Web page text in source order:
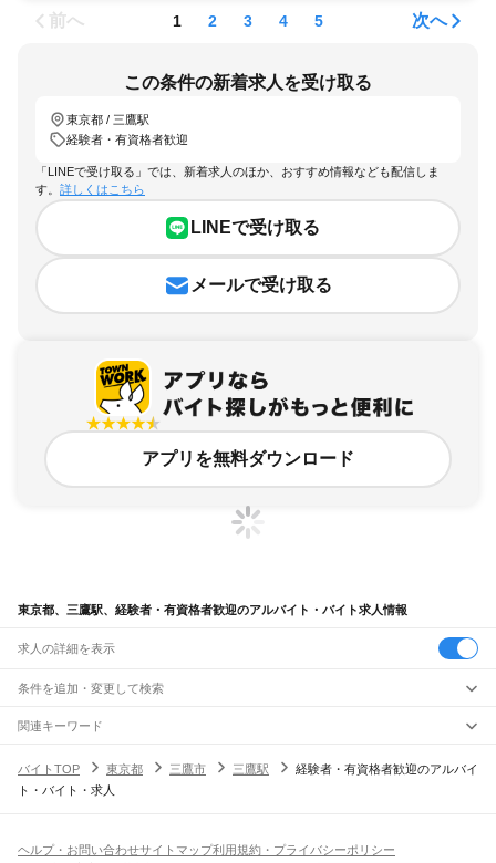
前へ 1 2 3 4 5 次へ
この条件の新着求人を受け取る
東京都 / 三鷹駅
経験者・有資格者歓迎
「LINEで受け取る」では、新着求人のほか、おすすめ情報なども配信しま
す。 詳しくはこちら
LINEで受け取る
メールで受け取る
アプリを無料ダウンロード
東京都、三鷹駅、経験者・有資格者歓迎のアルバイト・バイト求人情報
求人の詳細を表示
条件を追加・変更して検索
市区町村を追加・変更
東京都すべて
東京23区すべて
江戸川区
駅を追加・変更
JR山手線
職種を追加・変更
飲食・フードサービスすべて
関連キーワード
バイトTOP
東京都 三鷹市 三鷹駅
経験者・有資格者歓迎のアルバイ
ト・バイト・求人
ヘルプ・お問い合わせサイトマップ利用規約・プライバシーポリシー